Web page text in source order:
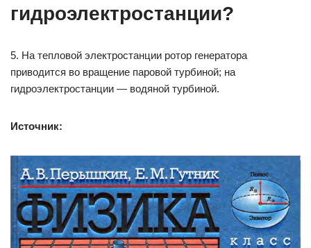
гидроэлектростанции?
5. На тепловой электростанции ротор генератора
приводится во вращение паровой турбиной; на
гидроэлектростанции — водяной турбиной.
Источник: